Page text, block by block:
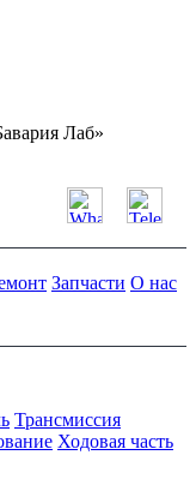
Лаб»
Запчасти О нас
Трансмиссия
Ходовая часть